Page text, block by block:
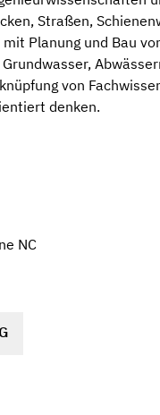
Straßen,
Planung und Bau
von
denken.
NC